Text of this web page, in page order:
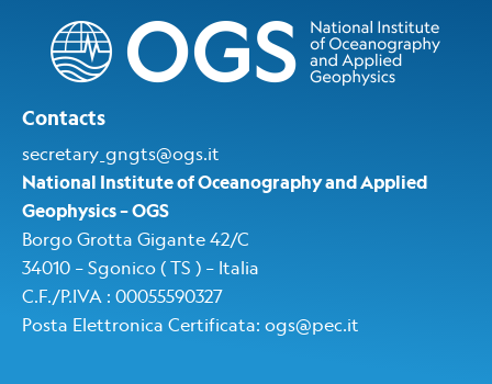
Contacts
secretary_gngts@ogs.it
National Institute of Oceanography and Applied
Geophysics – OGS
Borgo Grotta Gigante 42/C
34010 – Sgonico ( TS ) – Italia
C.F./P.IVA : 00055590327
Posta Elettronica Certificata: ogs@pec.it